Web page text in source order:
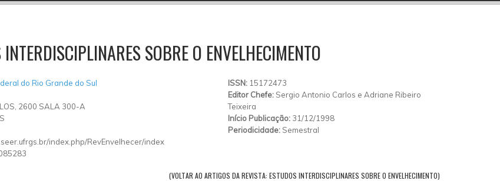
INTERDISCIPLINARES SOBRE O ENVELHECIMENTO
do Rio Grande do Sul
2600 SALA 300-A
index.php/RevEnvelhecer/index
ISSN: 15172473
Editor Chefe: Sergio Antonio Carlos e Adriane Ribeiro
Teixeira
Início Publicação: 31/12/1998
Periodicidade: Semestral
(VOLTAR AO ARTIGOS DA REVISTA: ESTUDOS INTERDISCIPLINARES SOBRE O ENVELHECIMENTO)